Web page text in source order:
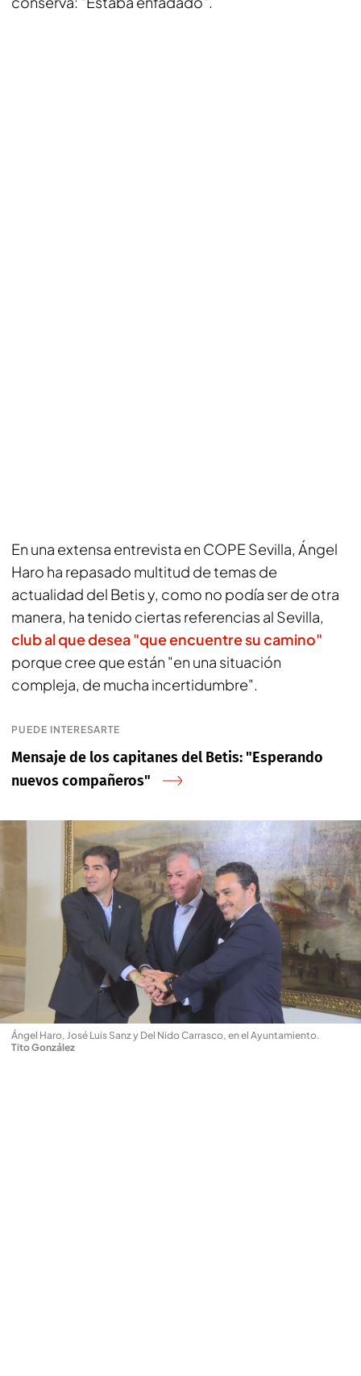
En una extensa entrevista en COPE Sevilla, Ángel
Haro ha repasado multitud de temas de
actualidad del Betis y, como no podía ser de otra
manera, ha tenido ciertas referencias al Sevilla,
club al que desea "que encuentre su camino"
porque cree que están "en una situación
compleja, de mucha incertidumbre".
PUEDE INTERESARTE
Mensaje de los capitanes del Betis: "Esperando
nuevos compañeros"
Ángel Haro, José Luis Sanz y Del Nido Carrasco, en el Ayuntamiento.
Tito González